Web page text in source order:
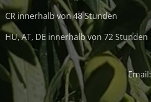
CR innerhalb von 48 Stunden
HU, AT, DE innerhalb von 72 Stunden
Email: